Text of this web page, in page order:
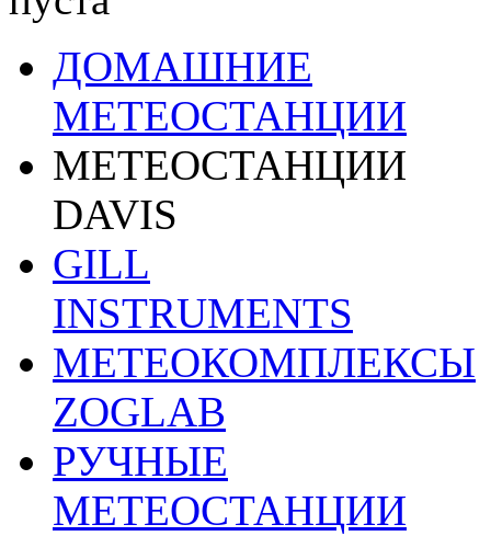
ДОМАШНИЕ
МЕТЕОСТАНЦИИ
МЕТЕОСТАНЦИИ
DAVIS
GILL
INSTRUMENTS
МЕТЕОКОМПЛЕКСЫ
ZOGLAB
РУЧНЫЕ
МЕТЕОСТАНЦИИ